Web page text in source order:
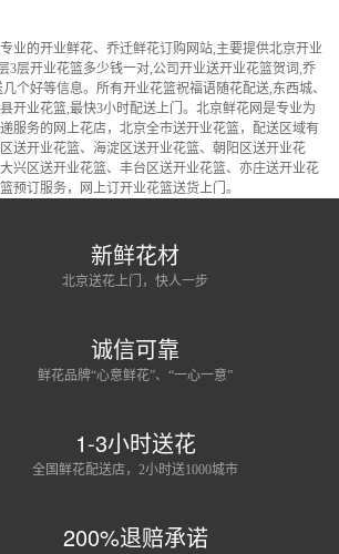
业的开业鲜花、乔迁鲜花订购网站,主要提供北京开业
3层开业花篮多少钱一对,公司开业送开业花篮贺词,乔
个好等信息。所有开业花篮祝福语随花配送,东西城、
开业花篮,最快3小时配送上门。北京鲜花网是专业为
服务的网上花店，北京全市送开业花篮，配送区域有
送开业花篮、海淀区送开业花篮、朝阳区送开业花
兴区送开业花篮、丰台区送开业花篮、亦庄送开业花
预订服务，网上订开业花篮送货上门。
新鲜花材
北京送花上门，快人一步
诚信可靠
鲜花品牌“心意鲜花”、“一心一意”
1-3小时送花
全国鲜花配送店，2小时送1000城市
200%退赔承诺